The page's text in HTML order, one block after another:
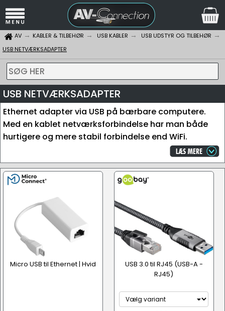
AV KABLER & TILBEHØR USB KABLER
USB UDSTYR OG TILBEHØR
USB NETVÆRKSADAPTER
SØG HER
USB NETVÆRKSADAPTER
Ethernet adapter via USB på bærbare computere.
Med en kablet netværksforbindelse har man både
hurtigere og mere stabil forbindelse end WiFi.
Micro USB til Ethernet | Hvid
USB 3.0 til RJ45 (USB-A -
RJ45)